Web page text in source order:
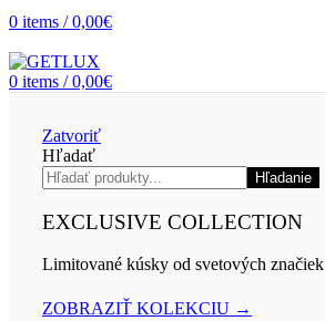
0 items / 0,00€
0 items / 0,00€
Zatvoriť
Hľadať
Hľadanie
EXCLUSIVE COLLECTION
Limitované kúsky od svetových značiek
ZOBRAZIŤ KOLEKCIU →